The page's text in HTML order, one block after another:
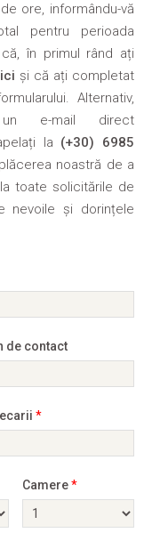
ore, informându-vă
pentru perioada
în primul rând ați
și că ați completat
Alternativ,
e-mail direct
la (+30) 6985
noastră de a
toate solicitările de
nevoile și dorințele
de contact
*
Camere*